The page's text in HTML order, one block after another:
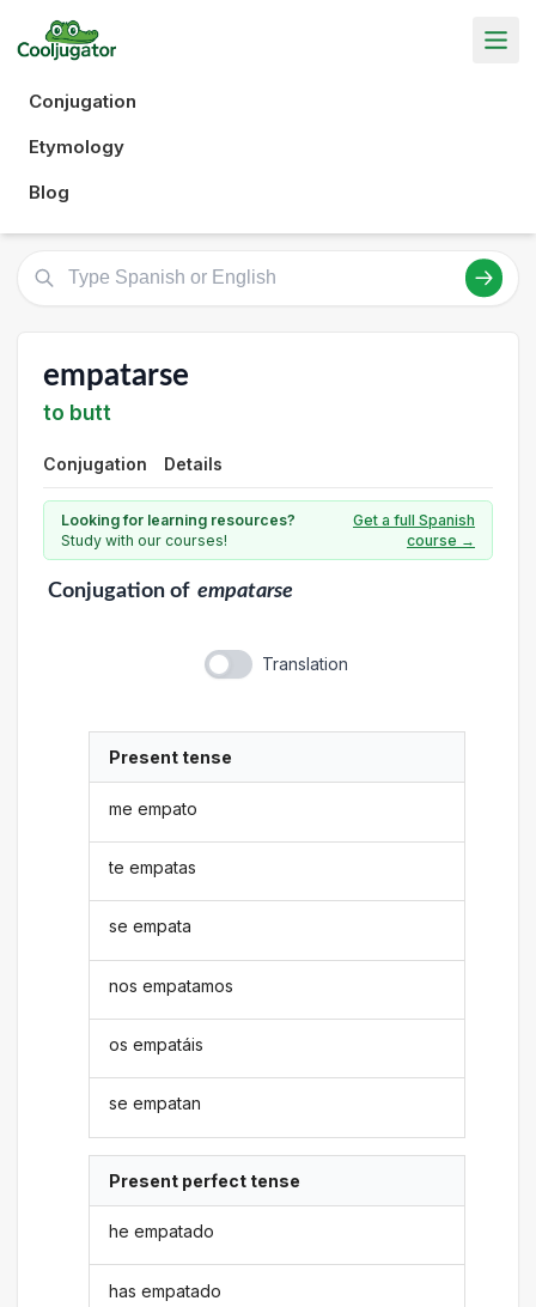
Conjugation
Etymology
Blog
empatarse
to butt
Conjugation Details
Looking for learning resources?
Study with our courses!
Get a full Spanish
course →
Conjugationof empatarse
Translation
Present tense
me empato
te empatas
se empata
nos empatamos
os empatáis
se empatan
Present perfect tense
he empatado
has empatado